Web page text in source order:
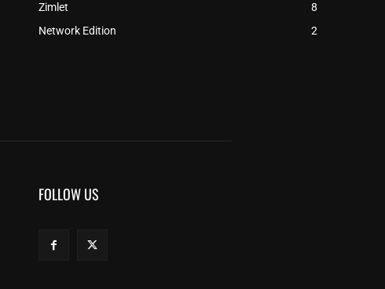
Zimlet
8
Network Edition
2
FOLLOW US